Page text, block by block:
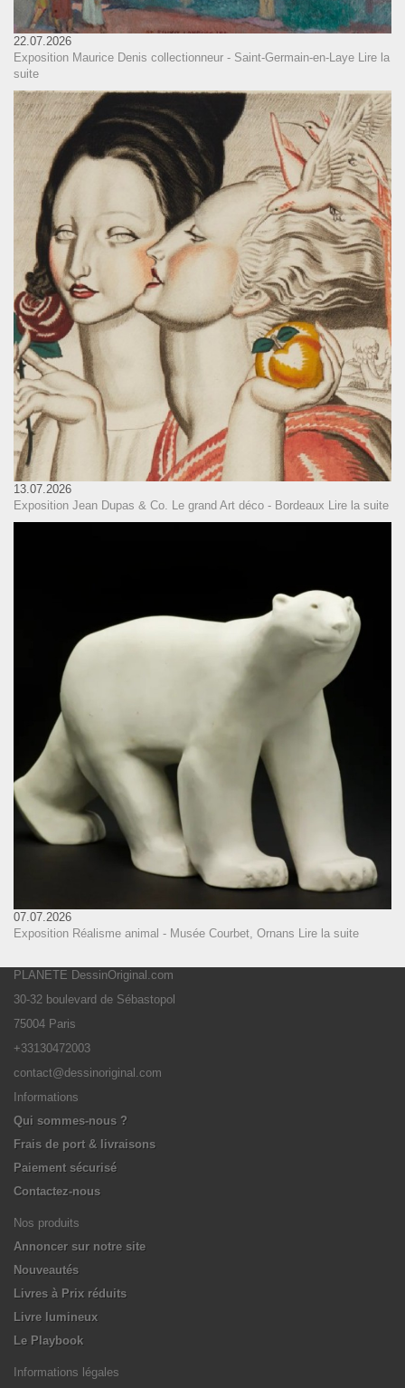
22.07.2026
Exposition Maurice Denis collectionneur - Saint-Germain-en-Laye Lire la
suite
13.07.2026
Exposition Jean Dupas & Co. Le grand Art déco - Bordeaux
Lire la suite
07.07.2026
Exposition Réalisme animal - Musée Courbet, Ornans
Lire la suite
PLANETE DessinOriginal.com
30-32 boulevard de Sébastopol
75004 Paris
+33130472003
contact@dessinoriginal.com
Informations
Qui sommes-nous ?
Frais de port & livraisons
Paiement sécurisé
Contactez-nous
Nos produits
Annoncer sur notre site
Nouveautés
Livres à Prix réduits
Livre lumineux
Le Playbook
Informations légales